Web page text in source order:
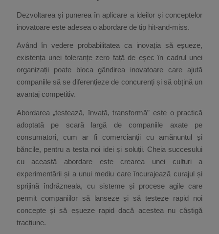
Dezvoltarea și punerea în aplicare a ideilor și conceptelor
inovatoare este adesea o abordare de tip hit-and-miss.
Având în vedere probabilitatea ca inovația să eșueze,
existența unei toleranțe zero față de eșec în cadrul unei
organizații poate bloca gândirea inovatoare care ajută
companiile să se diferențieze de concurenți și să obțină un
avantaj competitiv.
Abordarea „testează, învață, transformă” este o practică
adoptată pe scară largă de companiile axate pe
consumatori, cum ar fi comercianții cu amănuntul și
băncile, pentru a testa noi idei și soluții. Cheia succesului
cu această abordare este crearea unei culturi a
experimentării și a unui mediu care încurajează curajul și
sprijină îndrăzneala, cu sisteme și procese agile care
permit companiilor să lanseze și să testeze rapid noi
concepte și să eșueze rapid dacă acestea nu câștigă
tracțiune.